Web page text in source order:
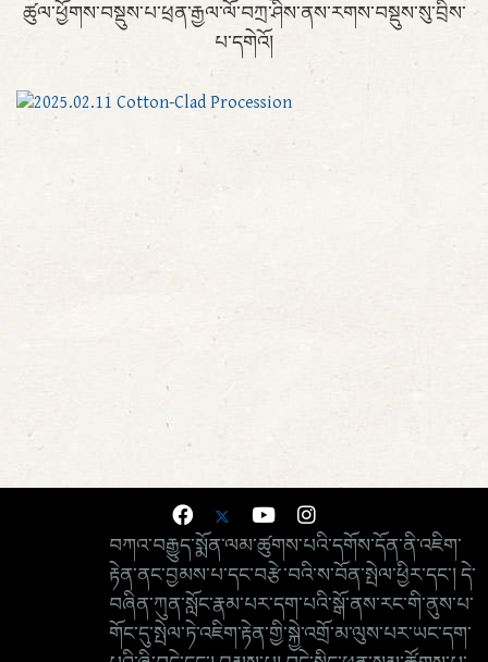
ཚུལ་ཕྱོགས་བསྡུས་པ་ཕྲན་རྒྱལ་ལོ་བཀྲ་ཤིས་ནས་རགས་བསྡུས་སུ་བྲིས་
པ་དགེའོ།
བཀའ་བརྒྱུད་སྨོན་ལམ་ཚུགས་པའི་དགོས་དོན་ནི་འཇིག་
རྟེན་ནང་བྱམས་པ་དང་བརྩེ་བའི་ས་བོན་སྤེལ་ཕྱིར་དང་། དེ་
བཞིན་ཀུན་སློང་རྣམ་པར་དག་པའི་སྒོ་ནས་རང་གི་ནུས་པ་
གོང་དུ་སྤེལ་ཏེ་འཇིག་རྟེན་གྱི་སྐྱེ་འགྲོ་མ་ལུས་པར་ཡང་དག་